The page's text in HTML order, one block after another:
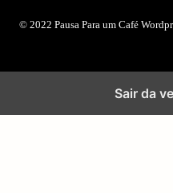
© 2022 Pausa Para um Café
Sair da